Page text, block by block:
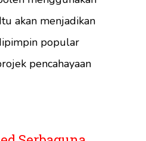
akan menjadikan
popular
pencahayaan